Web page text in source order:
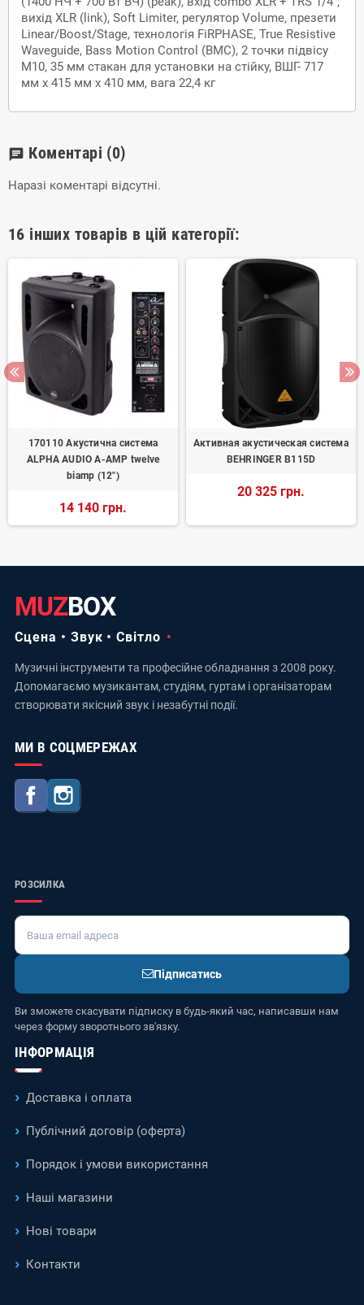
вихід XLR (link), Soft Limiter, регулятор Volume, презети
Linear/Boost/Stage, технологія FiRPHASE, True Resistive
Waveguide, Bass Motion Control (BMC), 2 точки підвісу
М10, 35 мм стакан для установки на стійку, ВШГ- 717
мм x 415 мм x 410 мм, вага 22,4 кг
chat Коментарі (0)
Наразі коментарі відсутні.
16 інших товарів в цій категорії:
170110 Акустична система
ALPHA AUDIO A-AMP twelve
biamp (12")
14 140 грн.
Активная акустическая система
BEHRINGER B115D
20 325 грн.
MUZBOX
Сцена • Звук • Світло
Музичні інструменти та професійне обладнання з 2008 року.
Допомагаємо музикантам, студіям, гуртам і організаторам
створювати якісний звук і незабутні події.
МИ В СОЦМЕРЕЖАХ
Facebook
РОЗСИЛКА
Підписатись
Ви зможете скасувати підписку в будь-який час, написавши нам
через форму зворотнього зв'язку.
ІНФОРМАЦІЯ
Доставка і оплата
Публічний договір (оферта)
Порядок і умови використання
Наші магазини
Нові товари
Контакти